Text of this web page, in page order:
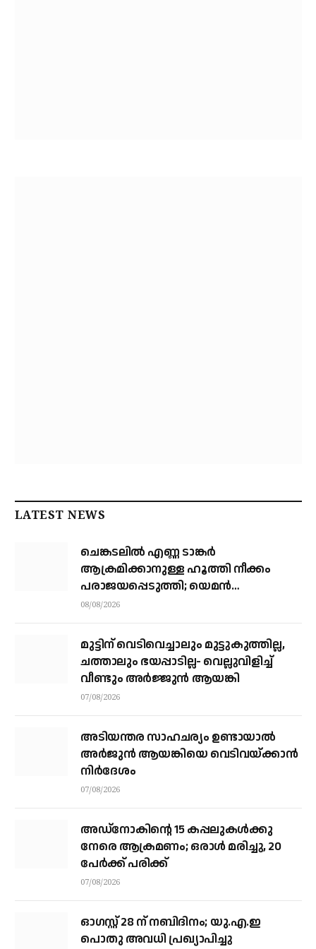
LATEST NEWS
ചെങ്കടലില്‍ എണ്ണ ടാങ്കര്‍
ആക്രമിക്കാനുള്ള ഹൂത്തി നീക്കം
പരാജയപ്പെടുത്തി; യെമൻ
സംഘർഷത്തിലേക്ക് നീങ്ങുന്നുവെന്ന്
08/08/2026
മുട്ടിന് വെടിവെച്ചാലും മുട്ടുകുത്തില്ല,
ചത്താലും ഭയപ്പാടില്ല- വെല്ലുവിളിച്ച്
വീണ്ടും അർജ്ജുൻ ആയങ്കി
07/08/2026
അടിയന്തര സാഹചര്യം ഉണ്ടായാല്‍
അര്‍ജുന്‍ ആയങ്കിയെ വെടിവയ്ക്കാന്‍
നിര്‍ദേശം
07/08/2026
അഡ്നോകിന്റെ 15 കപ്പലുകള്‍ക്കു
നേരെ ആക്രമണം; ഒരാള്‍ മരിച്ചു, 20
പേര്‍ക്ക് പരിക്ക്
07/08/2026
ഓഗസ്റ്റ് 28 ന് നബിദിനം; യു.എ.ഇ
പൊതു അവധി പ്രഖ്യാപിച്ചു